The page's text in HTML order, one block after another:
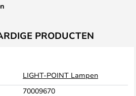
PRODUCTEN
LIGHT-POINT Lampen
70009670